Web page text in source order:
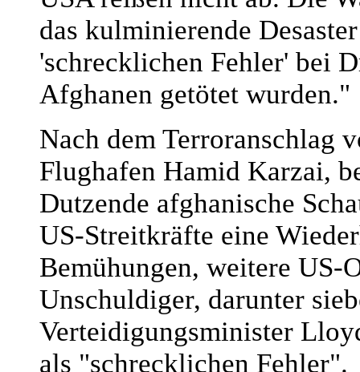
das kulminierende
'schrecklichen Fehler' bei
Afghanen getötet wurden."
Nach dem Terroranschlag
Flughafen Hamid Karzai,
Dutzende afghanische
US-Streitkräfte eine
Bemühungen, weitere
Unschuldiger, darunter
Verteidigungsminister
als "schrecklichen Fehler".